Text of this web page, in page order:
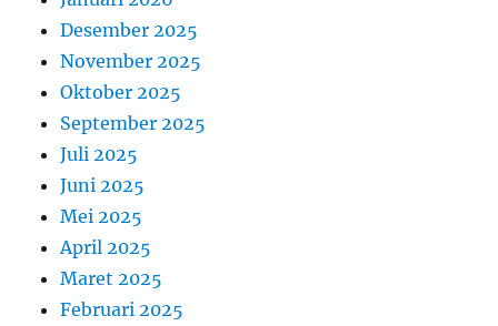
Desember 2025
November 2025
Oktober 2025
September 2025
Juli 2025
Juni 2025
Mei 2025
April 2025
Maret 2025
Februari 2025